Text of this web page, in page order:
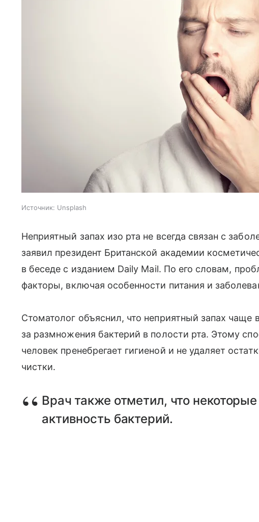
Источник: Unsplash
Неприятный запах изо рта не всегда связан с
заявил президент Британской академии
в беседе с изданием Daily Mail. По его словам,
факторы, включая особенности питания и
Стоматолог объяснил, что неприятный запах чаще
за размножения бактерий в полости рта. Этому
человек пренебрегает гигиеной и не удаляет
чистки.
Врач также отметил, что
активность бактерий.